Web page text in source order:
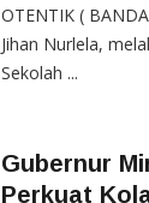
OTENTIK (
Jihan Nurlela,
Sekolah ...
Gubernur
Perkuat